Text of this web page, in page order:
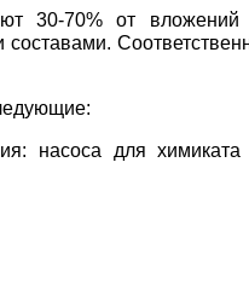
30-70% от вложений
насоса для химиката